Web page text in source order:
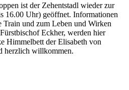
ist der Zehentstadl wieder zur
16.00 Uhr) geöffnet. Informationen
Train und zum Leben und Wirken
Eckher, werden hier
Himmelbett der Elisabeth von
herzlich willkommen.